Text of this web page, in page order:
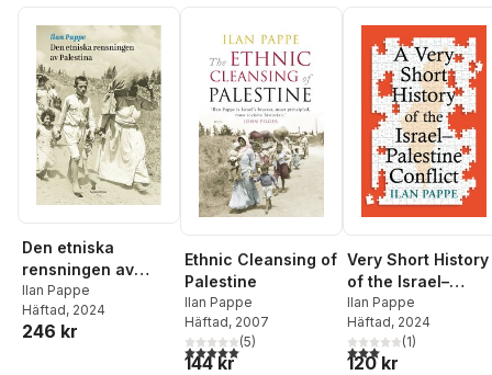
Den etniska
rensningen av
Palestina
Ilan Pappe
Häftad, 2024
246 kr
Ethnic Cleansing of
Palestine
Ilan Pappe
Häftad, 2007
5,0utav 5 stjärnor. Totalt antal röster:
(5)
144 kr
Very Short History
of the Israel–
Palestine Conflict
Ilan Pappe
Häftad, 2024
3,0utav 5 stjärnor.
(1)
120 kr